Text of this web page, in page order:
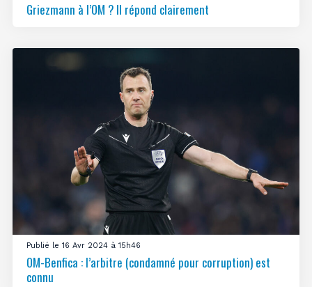
Griezmann à l’OM ? Il répond clairement
Publié le 16 Avr 2024 à 15h46
OM-Benfica : l’arbitre (condamné pour corruption) est
connu